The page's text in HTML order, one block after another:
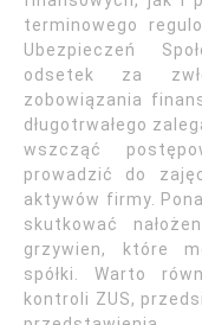
terminowego
Ubezpieczeń
odsetek za
zobowiązania
długotrwałego
wszcząć
prowadzić do
aktywów firmy.
skutkować
grzywien, które
spółki. Warto
kontroli ZUS,